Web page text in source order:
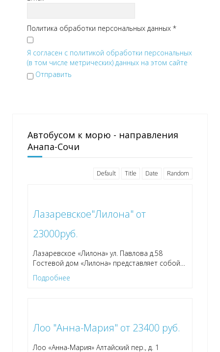
Политика обработки персональных данных *
Я согласен с политикой обработки персональных
(в том числе метрических) данных на этом сайте
Отправить
Автобусом к морю - направления
Анапа-Сочи
Default Title Date Random
Лазаревское"Лилона" от
23000руб.
Лазаревское «Лилона» ул. Павлова д.58
Гостевой дом «Лилона» представляет собой…
Подробнее
Лоо "Анна-Мария" от 23400 руб.
Лоо «Анна-Мария» Алтайский пер., д. 1